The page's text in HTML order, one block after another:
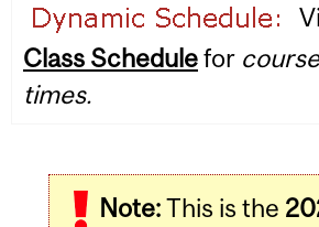
navigation
Class Schedulefor
times.
Note:This is the